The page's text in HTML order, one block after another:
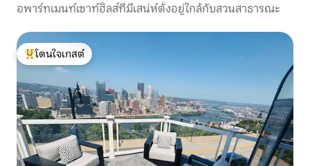
อพาร์ทเมนท์เซาท์ฮิลส์ที่มีเสน่ห์ตั้งอยู่ใกล้กับสวนสาธารณะ
โดนใจเกสต์ที่สุด
โดนใจเกสต์